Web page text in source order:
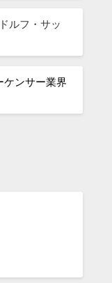
ルフ・サッ
ケンサー業界